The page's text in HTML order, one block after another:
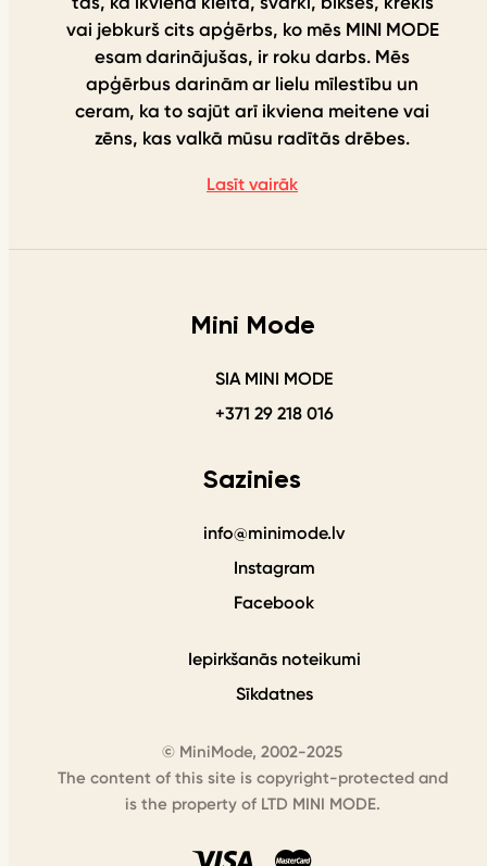
vai jebkurš cits apģērbs, ko mēs MINI MODE
esam darinājušas, ir roku darbs. Mēs
apģērbus darinām ar lielu mīlestību un
ceram, ka to sajūt arī ikviena meitene vai
zēns, kas valkā mūsu radītās drēbes.
Lasīt vairāk
Mini Mode
SIA MINI MODE
+371 29 218 016
Sazinies
info@minimode.lv
Instagram
Facebook
Iepirkšanās noteikumi
Sīkdatnes
© MiniMode, 2002-2025
The content of this site is copyright-protected and
is the property of LTD MINI MODE.